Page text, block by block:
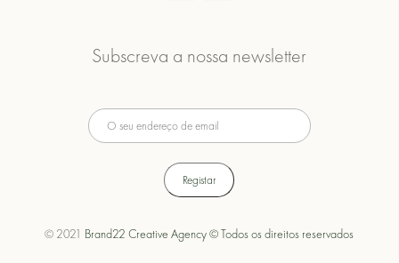
Subscreva a nossa newsletter
© 2021 Brand22 Creative Agency © Todos os direitos reservados